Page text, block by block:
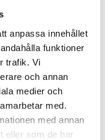
anpassa innehållet
funktioner
trafik. Vi
och annan
medier och
med.
med annan
eller som de har